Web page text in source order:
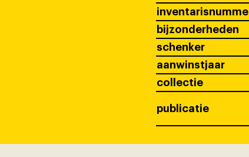
bijzonderheden
schenker
aanwinstjaar
collectie
publicatie